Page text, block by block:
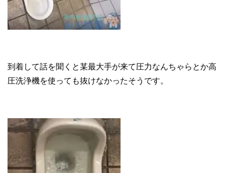
到着して話を聞くと某最大手が来て圧力なんちゃらとか高
圧洗浄機を使っても抜けなかったそうです。